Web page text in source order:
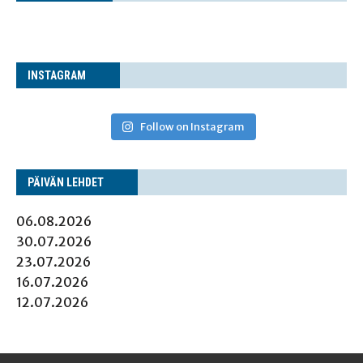
INS­TA­GRAM
Follow on Instagram
PÄI­VÄN LEHDET
06.08.2026
30.07.2026
23.07.2026
16.07.2026
12.07.2026